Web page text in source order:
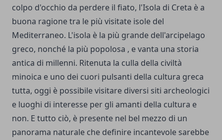
colpo d'occhio da perdere il fiato, l'Isola di Creta è a
buona ragione tra le più visitate isole del
Mediterraneo. L'isola è la più grande dell'arcipelago
greco, nonché la più popolosa , e vanta una storia
antica di millenni. Ritenuta la culla della civiltà
minoica e uno dei cuori pulsanti della cultura greca
tutta, oggi è possibile visitare diversi siti archeologici
e luoghi di interesse per gli amanti della cultura e
non. E tutto ciò, è presente nel bel mezzo di un
panorama naturale che definire incantevole sarebbe